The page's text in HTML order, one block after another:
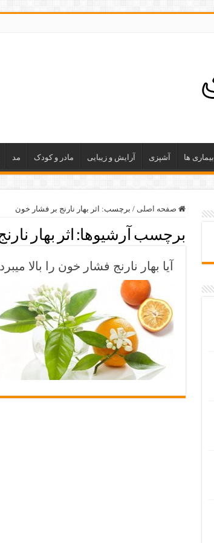
بیماری ها آشپزی آرایش و زیبایی مادر و کودک مد
صفحه اصلی / برچسب: اثر بهار نارنج بر فشار خون
برچسب آرشیوها: اثر بهار
آیا بهار نارنج فشار خون را بالا میبرد